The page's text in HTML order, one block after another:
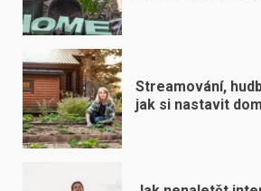
Streamování,
jak si nastavit